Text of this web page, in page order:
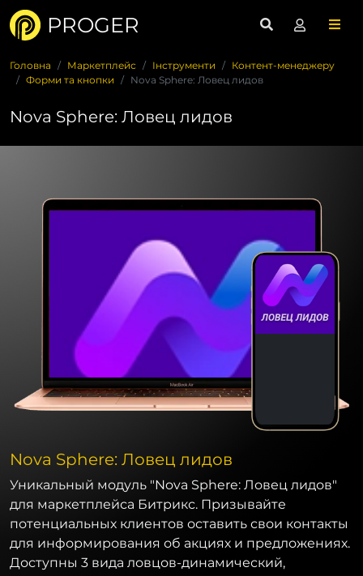
PROGER
Головна Маркетплейс Інструменти
Контент-менеджеру
Форми та кнопки
Nova Sphere: Ловец лидов
Nova Sphere: Ловец лидов
Nova Sphere: Ловец лидов
Уникальный модуль "Nova Sphere: Ловец лидов"
для маркетплейса Битрикс. Призывайте
потенциальных клиентов оставить свои контакты
для информирования об акциях и предложениях.
Доступны 3 вида ловцов-динамический,